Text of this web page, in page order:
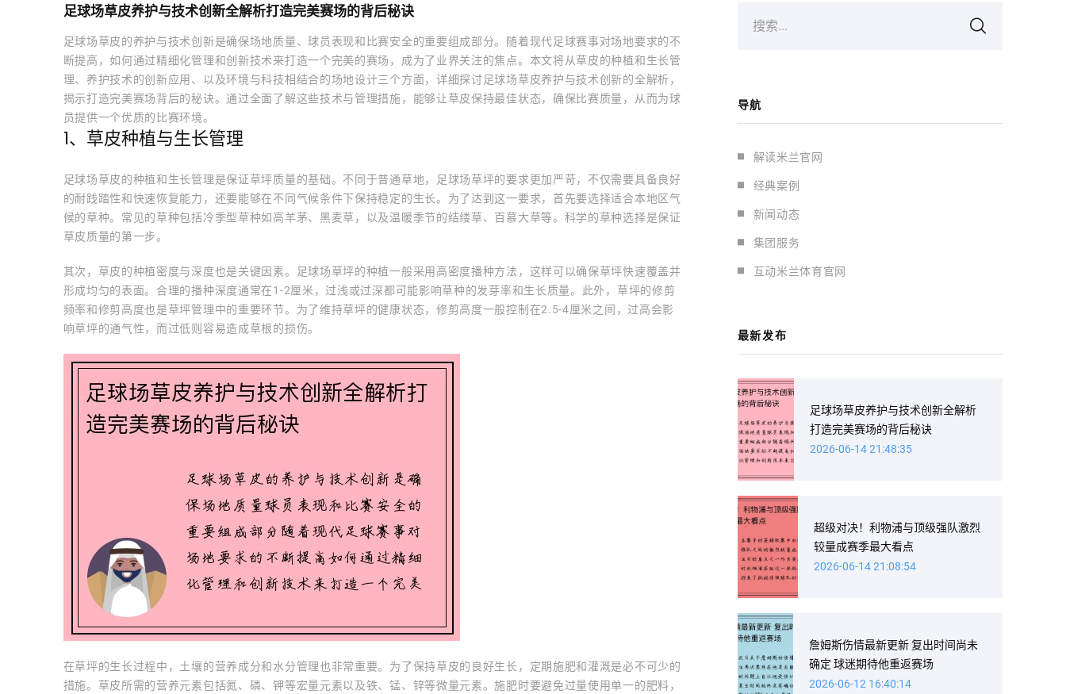
足球场草皮养护与技术创新全解析打造完美赛场的背后秘诀
足球场草皮的养护与技术创新是确保场地质量、球员表现和比赛安全的重要组成部分。随着现代足球赛事对场地要求的不
断提高，如何通过精细化管理和创新技术来打造一个完美的赛场，成为了业界关注的焦点。本文将从草皮的种植和生长管
理、养护技术的创新应用、以及环境与科技相结合的场地设计三个方面，详细探讨足球场草皮养护与技术创新的全解析，
揭示打造完美赛场背后的秘诀。通过全面了解这些技术与管理措施，能够让草皮保持最佳状态，确保比赛质量，从而为球
员提供一个优质的比赛环境。
1、草皮种植与生长管理
足球场草皮的种植和生长管理是保证草坪质量的基础。不同于普通草地，足球场草坪的要求更加严苛，不仅需要具备良好
的耐践踏性和快速恢复能力，还要能够在不同气候条件下保持稳定的生长。为了达到这一要求，首先要选择适合本地区气
候的草种。常见的草种包括冷季型草种如高羊茅、黑麦草，以及温暖季节的结缕草、百慕大草等。科学的草种选择是保证
草皮质量的第一步。
其次，草皮的种植密度与深度也是关键因素。足球场草坪的种植一般采用高密度播种方法，这样可以确保草坪快速覆盖并
形成均匀的表面。合理的播种深度通常在1-2厘米，过浅或过深都可能影响草种的发芽率和生长质量。此外，草坪的修剪
频率和修剪高度也是草坪管理中的重要环节。为了维持草坪的健康状态，修剪高度一般控制在2.5-4厘米之间，过高会影
响草坪的通气性，而过低则容易造成草根的损伤。
在草坪的生长过程中，土壤的营养成分和水分管理也非常重要。为了保持草皮的良好生长，定期施肥和灌溉是必不可少的
措施。草皮所需的营养元素包括氮、磷、钾等宏量元素以及铁、锰、锌等微量元素。施肥时要避免过量使用单一的肥料，
搜索...
导航
解读米兰官网
经典案例
新闻动态
集团服务
互动米兰体育官网
最新发布
足球场草皮养护与技术创新全解析
打造完美赛场的背后秘诀
2026-06-14 21:48:35
超级对决！利物浦与顶级强队激烈
较量成赛季最大看点
2026-06-14 21:08:54
詹姆斯伤情最新更新 复出时间尚未
确定 球迷期待他重返赛场
2026-06-12 16:40:14